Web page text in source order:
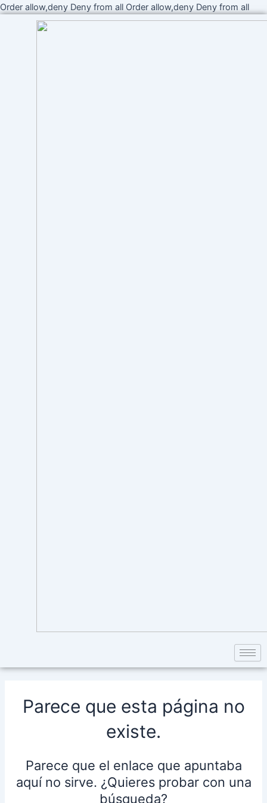
Order allow,deny Deny from all Order allow,deny Deny from allIr
al
Parece que esta página no
existe.
Parece que el enlace que apuntaba
aquí no sirve. ¿Quieres probar con una
búsqueda?